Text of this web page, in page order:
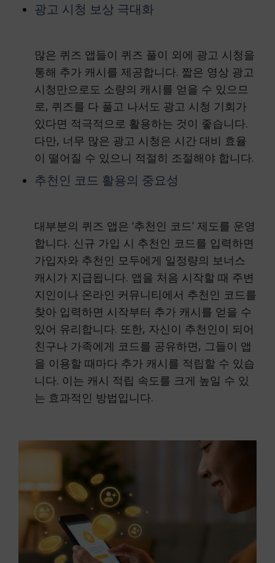
광고 시청 보상 극대화
많은 퀴즈 앱들이 퀴즈 풀이 외에 광고 시청을
통해 추가 캐시를 제공합니다. 짧은 영상 광고
시청만으로도 소량의 캐시를 얻을 수 있으므
로, 퀴즈를 다 풀고 나서도 광고 시청 기회가
있다면 적극적으로 활용하는 것이 좋습니다.
다만, 너무 많은 광고 시청은 시간 대비 효율
이 떨어질 수 있으니 적절히 조절해야 합니다.
추천인 코드 활용의 중요성
대부분의 퀴즈 앱은 ‘추천인 코드’ 제도를 운영
합니다. 신규 가입 시 추천인 코드를 입력하면
가입자와 추천인 모두에게 일정량의 보너스
캐시가 지급됩니다. 앱을 처음 시작할 때 주변
지인이나 온라인 커뮤니티에서 추천인 코드를
찾아 입력하면 시작부터 추가 캐시를 얻을 수
있어 유리합니다. 또한, 자신이 추천인이 되어
친구나 가족에게 코드를 공유하면, 그들이 앱
을 이용할 때마다 추가 캐시를 적립할 수 있습
니다. 이는 캐시 적립 속도를 크게 높일 수 있
는 효과적인 방법입니다.